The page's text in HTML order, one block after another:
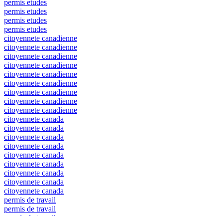
permis etudes
permis etudes
permis etudes
permis etudes
citoyennete canadienne
citoyennete canadienne
citoyennete canadienne
citoyennete canadienne
citoyennete canadienne
citoyennete canadienne
citoyennete canadienne
citoyennete canadienne
citoyennete canadienne
citoyennete canada
citoyennete canada
citoyennete canada
citoyennete canada
citoyennete canada
citoyennete canada
citoyennete canada
citoyennete canada
citoyennete canada
permis de travail
permis de travail